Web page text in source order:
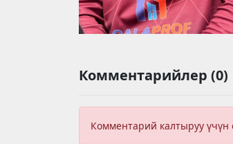
Комментарийлер (0)
Комментарий калтыруу